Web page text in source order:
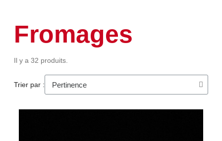
Fromages
Il y a 32 produits.
Trier par :